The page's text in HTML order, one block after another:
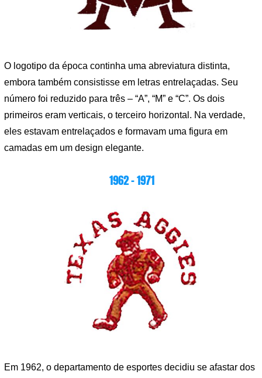
O logotipo da época continha uma abreviatura distinta,
embora também consistisse em letras entrelaçadas. Seu
número foi reduzido para três – “A”, “M” e “C”. Os dois
primeiros eram verticais, o terceiro horizontal. Na verdade,
eles estavam entrelaçados e formavam uma figura em
camadas em um design elegante.
1962 – 1971
Em 1962, o departamento de esportes decidiu se afastar dos